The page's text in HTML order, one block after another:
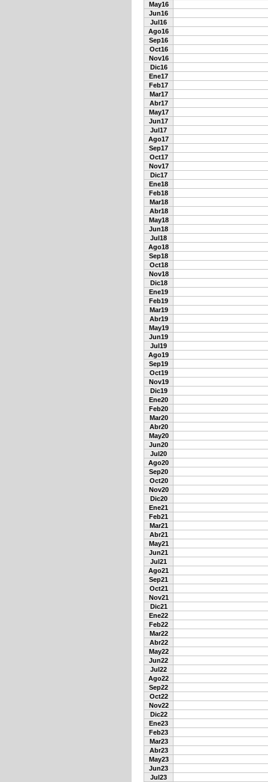
May16
Jun16
Jul16
Ago16
Sep16
Oct16
Nov16
Dic16
Ene17
Feb17
Mar17
Abr17
May17
Jun17
Jul17
Ago17
Sep17
Oct17
Nov17
Dic17
Ene18
Feb18
Mar18
Abr18
May18
Jun18
Jul18
Ago18
Sep18
Oct18
Nov18
Dic18
Ene19
Feb19
Mar19
Abr19
May19
Jun19
Jul19
Ago19
Sep19
Oct19
Nov19
Dic19
Ene20
Feb20
Mar20
Abr20
May20
Jun20
Jul20
Ago20
Sep20
Oct20
Nov20
Dic20
Ene21
Feb21
Mar21
Abr21
May21
Jun21
Jul21
Ago21
Sep21
Oct21
Nov21
Dic21
Ene22
Feb22
Mar22
Abr22
May22
Jun22
Jul22
Ago22
Sep22
Oct22
Nov22
Dic22
Ene23
Feb23
Mar23
Abr23
May23
Jun23
Jul23